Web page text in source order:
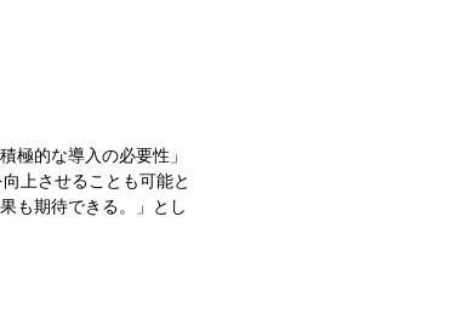
極的な導入の必要性」
上させることも可能と
も期待できる。」とし